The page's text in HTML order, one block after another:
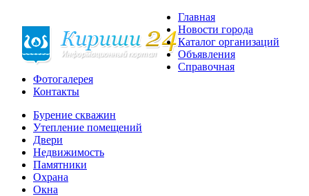
Главная
Новости города
Каталог организаций
Объявления
Справочная
Фотогалерея
Контакты
Бурение скважин
Утепление помещений
Двери
Недвижимость
Памятники
Охрана
Окна